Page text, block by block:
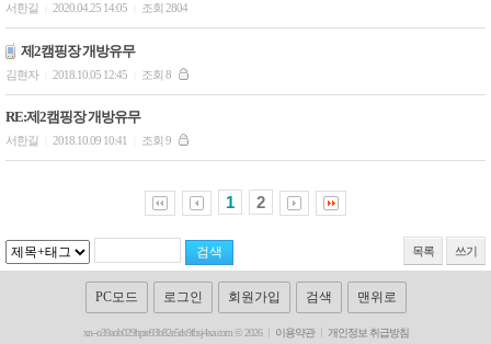
서한길 2020.04.25 14:05 조회 2804
제2캠핑장 개방유무
김현자 2018.10.05 12:45 조회 8
RE:제2캠핑장 개방유무
서한길 2018.10.09 10:41 조회 9
1 2
목록 쓰기
PC모드 로그인 회원가입 검색 맨위로
xn--o39aob029hpre93b82e5rls9fbsj4xa.com © 2026 이용약관 개인정보 취급방침